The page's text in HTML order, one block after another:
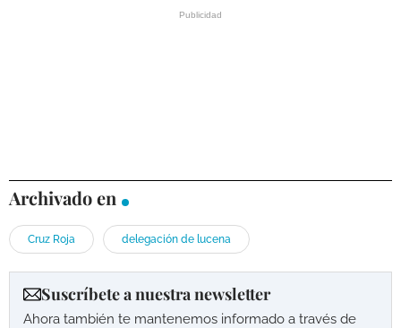
Archivado en
Cruz Roja delegación de lucena
Suscríbete a nuestra newsletter
Ahora también te mantenemos informado a través de